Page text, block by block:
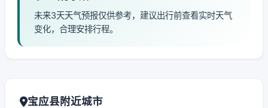
未来3天天气预报仅供参考，建议出行前查看实时天气
变化，合理安排行程。
宝应县附近城市